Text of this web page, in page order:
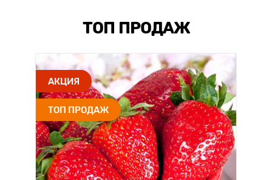
ТОП ПРОДАЖ
АКЦИЯ
ТОП ПРОДАЖ